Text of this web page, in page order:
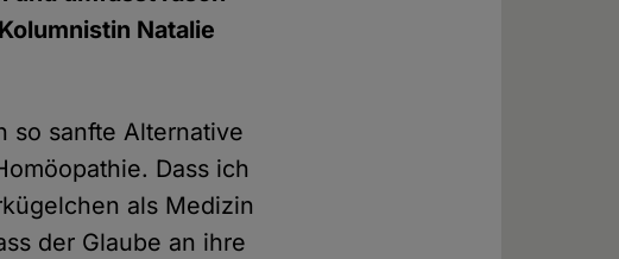
Natalie
so sanfte Alternative
Dass ich
als Medizin
der Glaube an ihre